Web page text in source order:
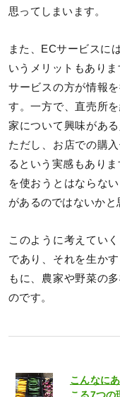
思ってしまいます。
また、ECサービスに
いうメリットもあり
サービスの方が情報
す。一方で、直売所
家について興味があ
ただし、お店での購
るという実感もあり
を使おうとはならな
があるのではないかと
このように考えてい
であり、それを生か
もに、農家や野菜の
のです。
こんなに